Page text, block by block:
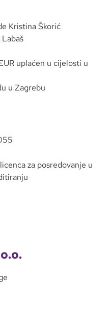
Kristina Škorić
Labaš
uplaćen u cijelosti u
u Zagrebu
za posredovanje u